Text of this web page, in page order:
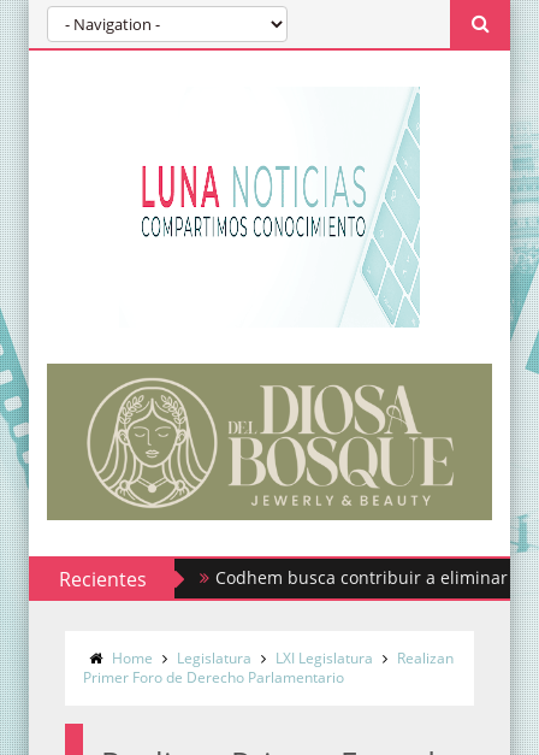
RecientesCodhem busca contribuir a eliminar los
Home Legislatura LXI Legislatura
Realizan
Primer Foro de Derecho Parlamentario